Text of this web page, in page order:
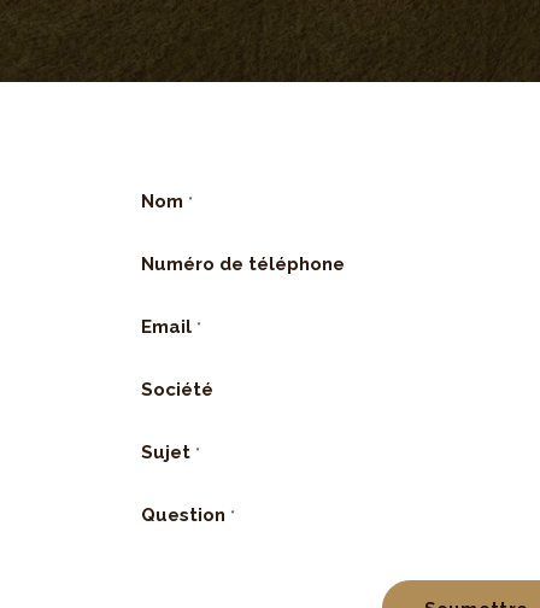
Nom *
Numéro de téléphone
Email *
Société
Sujet *
Question *